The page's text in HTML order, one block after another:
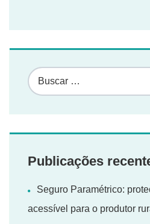
Publicações
Seguro Paramétrico:
acessível para o produtor